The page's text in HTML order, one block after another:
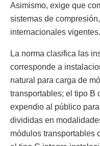
Asimismo, exige que
sistemas de
internacionales vigentes.
La norma clasifica las
corresponde a
natural para carga de
transportables; el tipo B
expendio al público
divididas en
módulos transportables